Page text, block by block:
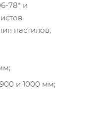
78* и
настилов,
и 1000 мм;